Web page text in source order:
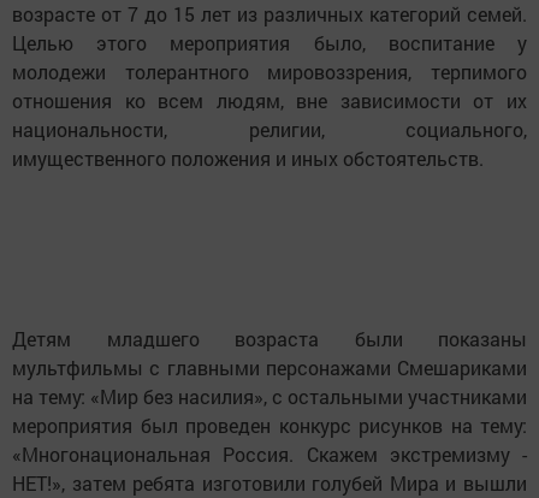
возрасте от 7 до 15 лет из различных категорий семей.
Целью этого мероприятия было, воспитание у
молодежи толерантного мировоззрения, терпимого
отношения ко всем людям, вне зависимости от их
национальности, религии, социального,
имущественного положения и иных обстоятельств.
Детям младшего возраста были показаны
мультфильмы с главными персонажами Смешариками
на тему: «Мир без насилия», с остальными участниками
мероприятия был проведен конкурс рисунков на тему:
«Многонациональная Россия. Скажем экстремизму -
НЕТ!», затем ребята изготовили голубей Мира и вышли